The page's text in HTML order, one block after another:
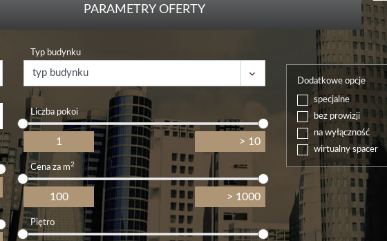
PARAMETRY OFERTY
Typ budynku
Liczba pokoi
Cena za m2
Piętro
Dodatkowe opcje
specjalne
bez prowizji
na wyłączność
wirtualny spacer